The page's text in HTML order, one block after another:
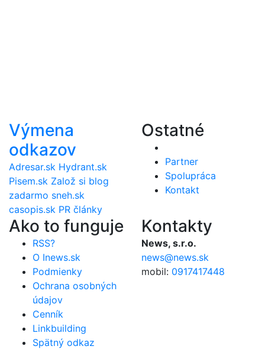
Výmena
odkazov
Adresar.sk Hydrant.sk
Pisem.sk Založ si blog
zadarmo sneh.sk
casopis.sk PR články
Ostatné
Partner
Spolupráca
Kontakt
Ako to funguje
RSS?
O Inews.sk
Podmienky
Ochrana osobných
údajov
Cenník
Linkbuilding
Spätný odkaz
Kontakty
News, s.r.o.
news@news.sk
mobil: 0917417448